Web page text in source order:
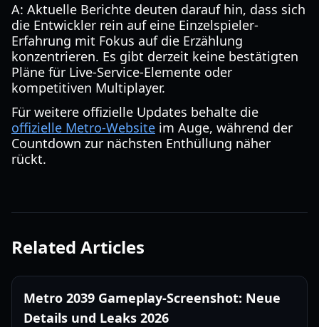
A: Aktuelle Berichte deuten darauf hin, dass sich
die Entwickler rein auf eine Einzelspieler-
Erfahrung mit Fokus auf die Erzählung
konzentrieren. Es gibt derzeit keine bestätigten
Pläne für Live-Service-Elemente oder
kompetitiven Multiplayer.
Für weitere offizielle Updates behalte die
offizielle Metro-Website im Auge, während der
Countdown zur nächsten Enthüllung näher
rückt.
Related Articles
Metro 2039 Gameplay-Screenshot: Neue
Details und Leaks 2026